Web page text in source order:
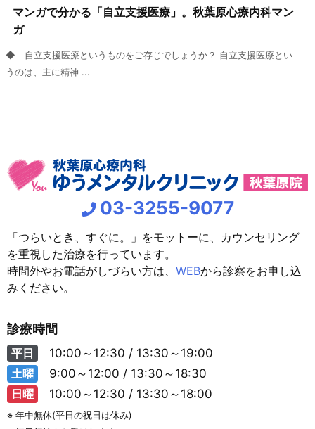
マンガで分かる「自立支援医療」。秋葉原心療内科マン
ガ
◆ 自立支援医療というものをご存じでしょうか？ 自立支援医療とい
うのは、主に精神 ...
03-3255-9077
「つらいとき、すぐに。」をモットーに、カウンセリング
を重視した治療を行っています。
時間外やお電話がしづらい方は、 WEBから診察をお申し込
みください。
診療時間
平日
10:00～12:30 / 13:30～19:00
土曜
9:00～12:00 / 13:30～18:30
日曜
10:00～12:30 / 13:30～18:00
※ 年中無休(平日の祝日は休み)